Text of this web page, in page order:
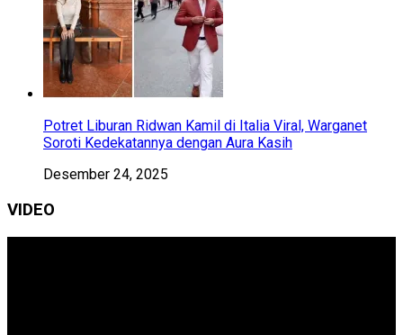
Potret Liburan Ridwan Kamil di Italia Viral, Warganet
Soroti Kedekatannya dengan Aura Kasih
Desember 24, 2025
VIDEO